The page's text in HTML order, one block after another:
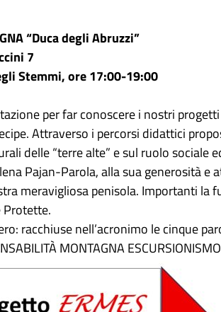
“Duca degli Abruzzi”
7
Stemmi, ore 17:00-19:00
per far conoscere i nostri progetti
Attraverso i percorsi didattici
delle “terre alte” e sul ruolo sociale
Pajan-Parola, alla sua generosità
meravigliosa penisola. Importanti la
Protette.
racchiuse nell’acronimo le cinque
MONTAGNA